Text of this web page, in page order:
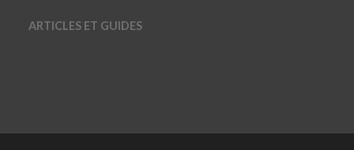
ARTICLES ET GUIDES